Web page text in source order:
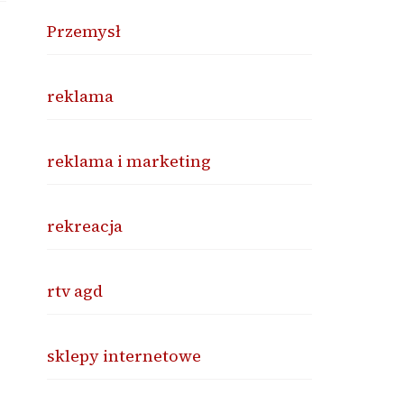
Przemysł
reklama
reklama i marketing
rekreacja
rtv agd
sklepy internetowe